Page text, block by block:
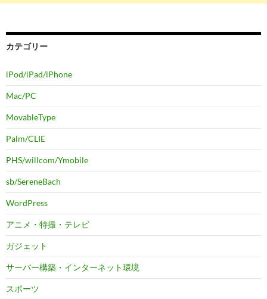
カテゴリー
iPod/iPad/iPhone
Mac/PC
MovableType
Palm/CLIE
PHS/willcom/Ymobile
sb/SereneBach
WordPress
アニメ・特撮・テレビ
ガジェット
サーバー構築・インターネット環境
スポーツ